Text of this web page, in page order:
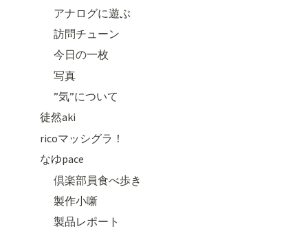
アナログに遊ぶ
訪問チューン
今日の一枚
写真
”気”について
徒然aki
ricoマッシグラ！
なゆpace
倶楽部員食べ歩き
製作小噺
製品レポート